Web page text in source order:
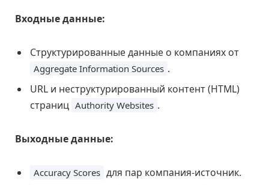
Входные данные:
Структурированные данные о компаниях от
Aggregate Information Sources .
URL и неструктурированный контент (HTML)
страниц Authority Websites .
Выходные данные:
Accuracy Scores для пар компания-источник.